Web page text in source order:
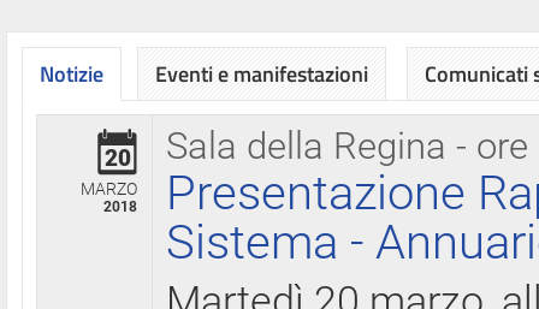
Notizie
Sala della Regina - ore
20
MARZO
2018
Presentazione
Sistema -
Eventi e manifestazioni Comunicati